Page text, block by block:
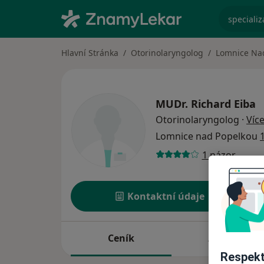
Hlavní Stránka Otorinolaryngolog Lomnice
MUDr. Richard Eiba
Otorinolaryngolog · Více
Lomnice nad Popelkou
1 názor
Kontaktní údaje
Ceník Adresy